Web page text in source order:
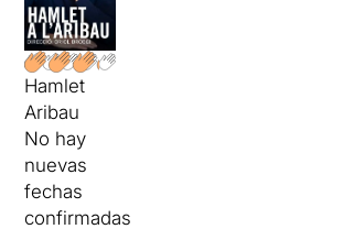
Hamlet
Aribau
No hay
nuevas
fechas
confirmadas